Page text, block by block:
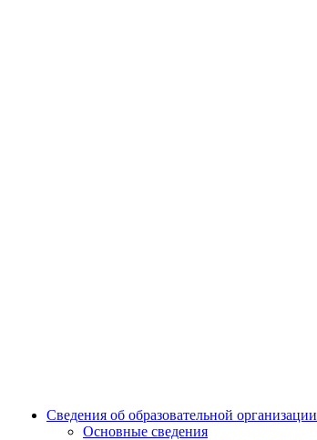
Сведения об образовательной организации
Основные сведения